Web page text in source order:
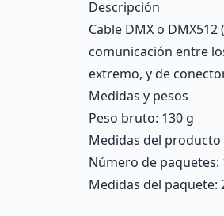
Descripción
Cable DMX o
comunicación entre
extremo, y de
Medidas y pesos
Peso bruto: 130 g
Medidas del producto
Número de paquetes:
Medidas del paquete: